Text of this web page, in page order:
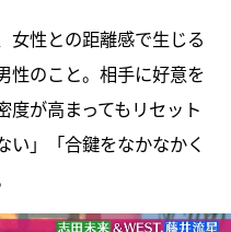
女性との距離感で生じる
性のこと。相手に好意を
度が高まってもリセット
い」「合鍵をなかなかく